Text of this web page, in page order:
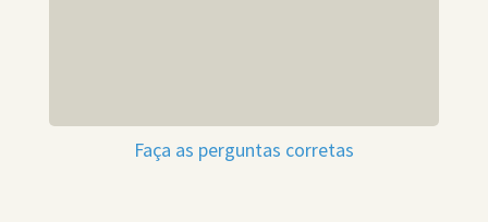
Faça as perguntas corretas